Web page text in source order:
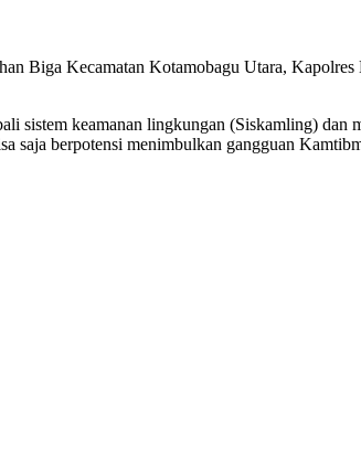
Biga Kecamatan Kotamobagu Utara,
sistem keamanan lingkungan (Siskamling)
saja berpotensi menimbulkan gangguan